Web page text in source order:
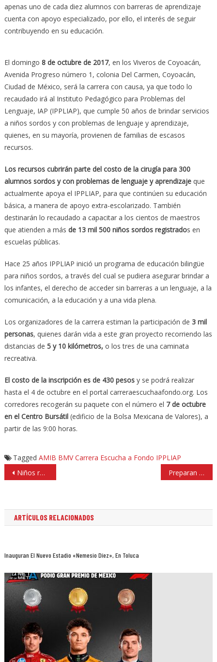
apenas uno de cada diez alumnos con barreras de aprendizaje
cuenta con apoyo especializado, por ello, el interés de seguir
contribuyendo en su educación.
El domingo 8 de octubre de 2017, en los Viveros de Coyoacán,
Avenida Progreso número 1, colonia Del Carmen, Coyoacán,
Ciudad de México, será la carrera con causa, ya que todo lo
recaudado irá al Instituto Pedagógico para Problemas del
Lenguaje, IAP (IPPLIAP), que cumple 50 años de brindar servicios
a niños sordos y con problemas de lenguaje y aprendizaje,
quienes, en su mayoría, provienen de familias de escasos
recursos.
Los recursos cubrirán parte del costo de la cirugía para 300
alumnos sordos y con problemas de lenguaje y aprendizajeque
actualmente apoya el IPPLIAP, para que continúen su educación
básica, a manera de apoyo extra-escolarizado. También
destinarán lo recaudado a capacitar a los cientos de maestros
que atienden a más de 13 mil 500 niños sordos registrados en
escuelas públicas.
Hace 25 años IPPLIAP inició un programa de educación bilingüe
para niños sordos, a través del cual se pudiera asegurar brindar a
los infantes, el derecho de acceder sin barreras a un lenguaje, a la
comunicación, a la educación y a una vida plena.
Los organizadores de la carrera estiman la participación de 3 mil
personas, quienes darán vida a este gran proyecto recorriendo las
distancias de 5 y 10 kilómetros, o los tres de una caminata
recreativa.
El costo de la inscripción es de 430 pesosy se podrá realizar
hasta el 4 de octubre en el portal carreraescuchaafondo.org. Los
corredores recogerán su paquete con el número el 7 de octubre
en el Centro Bursátil(edificio de la Bolsa Mexicana de Valores), a
partir de las 9:00 horas.
Tagged AMIB BMV Carrera Escucha a Fondo IPPLIAP
Navegación
de
Niños reforzaron inglés y disfrutaron lunada en curso de verano de Huixquilucan Preparan a servidores públicos de Atizapán para mejorar servicios
ARTÍCULOS RELACIONADOS
Inauguran El Nuevo Estadio «Nemesio Díez», En Toluca